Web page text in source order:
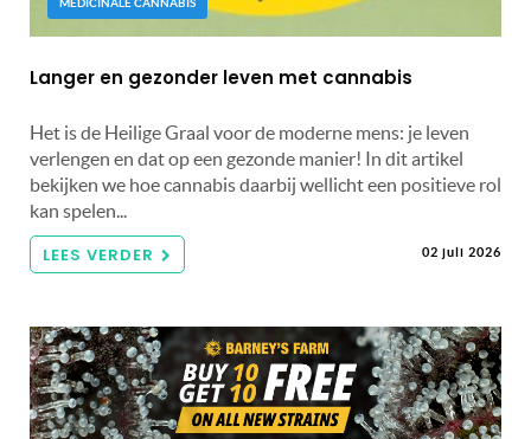
MEDICINALE CANNABIS
Langer en gezonder leven met cannabis
Het is de Heilige Graal voor de moderne mens: je leven
verlengen en dat op een gezonde manier! In dit artikel
bekijken we hoe cannabis daarbij wellicht een positieve rol
kan spelen...
LEES VERDER 02 juli 2026